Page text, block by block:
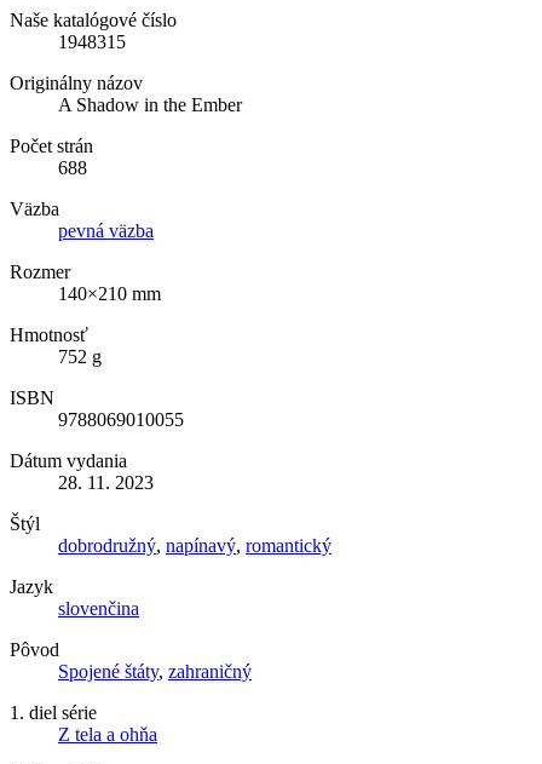
Naše katalógové číslo
1948315
Originálny názov
A Shadow in the Ember
Počet strán
688
Väzba
pevná väzba
Rozmer
140×210 mm
Hmotnosť
752 g
ISBN
9788069010055
Dátum vydania
28. 11. 2023
Štýl
dobrodružný, napínavý, romantický
Jazyk
slovenčina
Pôvod
Spojené štáty, zahraničný
1. diel série
Z tela a ohňa